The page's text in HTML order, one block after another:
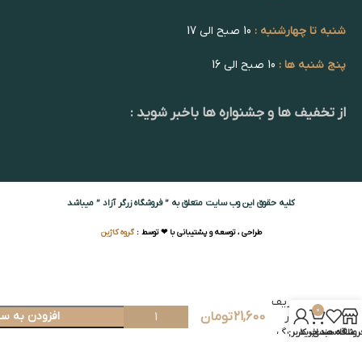
شنبه تا چهارشنبه :
پنج شنبه ها :
از تخفیف ها و جشنواره ها باخبر شوید :
کلیه حقوق این وب سایت متعلق به ” فروشگاه زرگر آزاد ” میباشد
طراحی ، توسعه و پشتیبانی با ❤ توسط :گروه کاژین
گریف
دار
بزرگ
21,600تومان افزودن به
علاقه مندی
0
سبد خرید
حساب کاربری من